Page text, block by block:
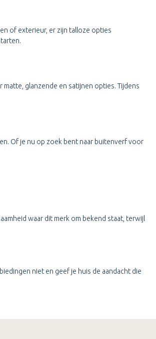
of exterieur, er zijn talloze opties
glanzende en satijnen opties. Tijdens
Of je nu op zoek bent naar buitenverf voor
waar dit merk om bekend staat, terwijl
niet en geef je huis de aandacht die